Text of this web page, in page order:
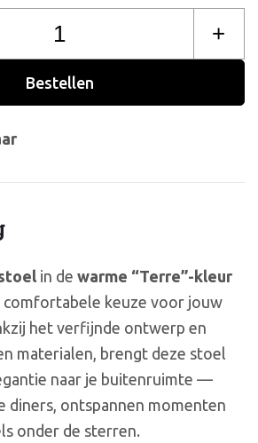
in de warme “Terre”-kleur
comfortabele keuze voor jouw
het verfijnde ontwerp en
materialen, brengt deze stoel
naar je buitenruimte —
diners, ontspannen momenten
onder de sterren.
+
Bestellen